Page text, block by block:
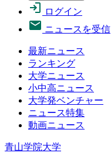
ログイン
ニュースを受信
最新ニュース
ランキング
大学ニュース
小中高ニュース
大学発ベンチャー
ニュース特集
動画ニュース
青山学院大学